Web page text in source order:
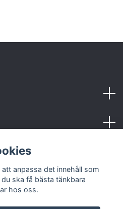
anpassa det innehåll som
ska få bästa tänkbara
hos oss.